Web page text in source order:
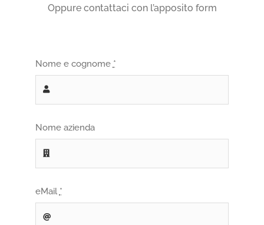
AREA CLIENTI
Oppure contattaci con l’apposito form
Nome e cognome *
Nome azienda
eMail *